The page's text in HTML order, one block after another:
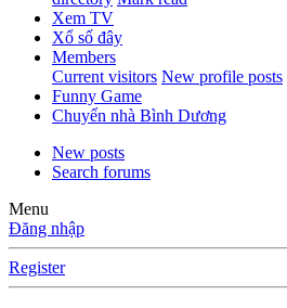
Xem TV
Xổ số đây
Members
Current visitors New profile posts
Funny Game
Chuyển nhà Bình Dương
New posts
Search forums
Menu
Đăng nhập
Register